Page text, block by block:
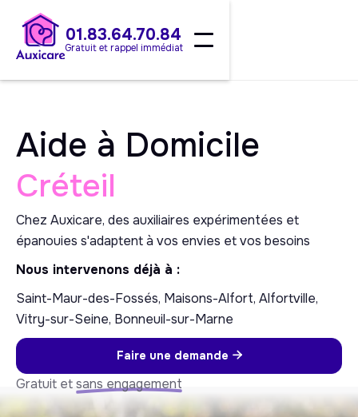
01.83.64.70.84
Gratuit et rappel immédiat
Aide à Domicile
Créteil
Chez Auxicare, des auxiliaires expérimentées et
épanouies s'adaptent à vos envies et vos besoins
Nous intervenons déjà à :
Saint-Maur-des-Fossés, Maisons-Alfort, Alfortville,
Vitry-sur-Seine, Bonneuil-sur-Marne
Faire une demande 
Gratuit etsans engagement